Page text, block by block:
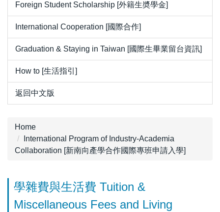
Foreign Student Scholarship [外籍生奬學金]
International Cooperation [國際合作]
Graduation & Staying in Taiwan [國際生畢業留台資訊]
How to [生活指引]
返回中文版
Home
International Program of Industry-Academia
Collaboration [新南向產學合作國際專班申請入學]
學雜費與生活費 Tuition &
Miscellaneous Fees and Living